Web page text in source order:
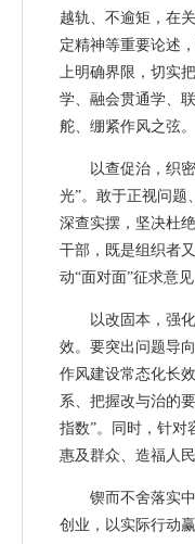
越轨、不逾矩，在
定精神等重要论述
上明确界限，切实
学、融会贯通学、
舵、绷紧作风之弦。
以查促治，织密
光”。敢于正视问题
深查实摆，坚决杜
干部，既是组织者
动“面对面”征求意
以改固本，强化
效。要突出问题导
作风建设常态化长
系、把握改与治的
指数”。同时，针对
惠及群众、造福人民
锲而不舍落实中
创业，以实际行动